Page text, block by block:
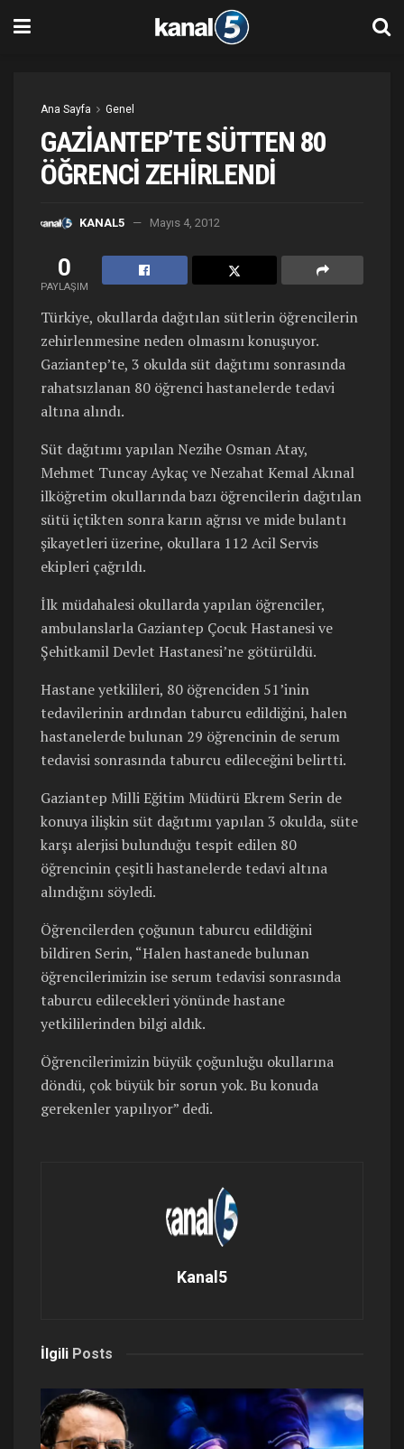
Ana Sayfa Genel
GAZİANTEP’TE SÜTTEN 80
ÖĞRENCİ ZEHİRLENDİ
KANAL5 Mayıs 4, 2012
0
PAYLAŞIM
Türkiye, okullarda dağıtılan sütlerin öğrencilerin
zehirlenmesine neden olmasını konuşuyor.
Gaziantep’te, 3 okulda süt dağıtımı sonrasında
rahatsızlanan 80 öğrenci hastanelerde tedavi
altına alındı.
Süt dağıtımı yapılan Nezihe Osman Atay,
Mehmet Tuncay Aykaç ve Nezahat Kemal Akınal
ilköğretim okullarında bazı öğrencilerin dağıtılan
sütü içtikten sonra karın ağrısı ve mide bulantı
şikayetleri üzerine, okullara 112 Acil Servis
ekipleri çağrıldı.
İlk müdahalesi okullarda yapılan öğrenciler,
ambulanslarla Gaziantep Çocuk Hastanesi ve
Şehitkamil Devlet Hastanesi’ne götürüldü.
Hastane yetkilileri, 80 öğrenciden 51’inin
tedavilerinin ardından taburcu edildiğini, halen
hastanelerde bulunan 29 öğrencinin de serum
tedavisi sonrasında taburcu edileceğini belirtti.
Gaziantep Milli Eğitim Müdürü Ekrem Serin de
konuya ilişkin süt dağıtımı yapılan 3 okulda, süte
karşı alerjisi bulunduğu tespit edilen 80
öğrencinin çeşitli hastanelerde tedavi altına
alındığını söyledi.
Öğrencilerden çoğunun taburcu edildiğini
bildiren Serin, “Halen hastanede bulunan
öğrencilerimizin ise serum tedavisi sonrasında
taburcu edilecekleri yönünde hastane
yetkililerinden bilgi aldık.
Öğrencilerimizin büyük çoğunluğu okullarına
döndü, çok büyük bir sorun yok. Bu konuda
gerekenler yapılıyor” dedi.
Kanal5
İlgili Posts